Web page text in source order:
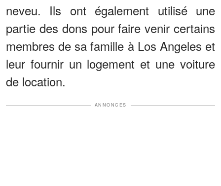
neveu. Ils ont également utilisé une
partie des dons pour faire venir certains
membres de sa famille à Los Angeles et
leur fournir un logement et une voiture
de location.
ANNONCES